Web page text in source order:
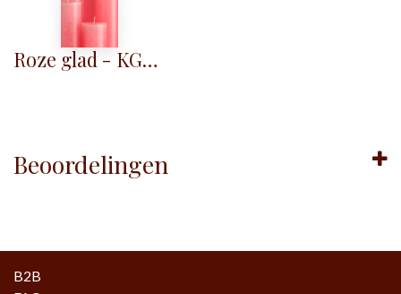
Roze glad - KG063
Beoordelingen
B2B